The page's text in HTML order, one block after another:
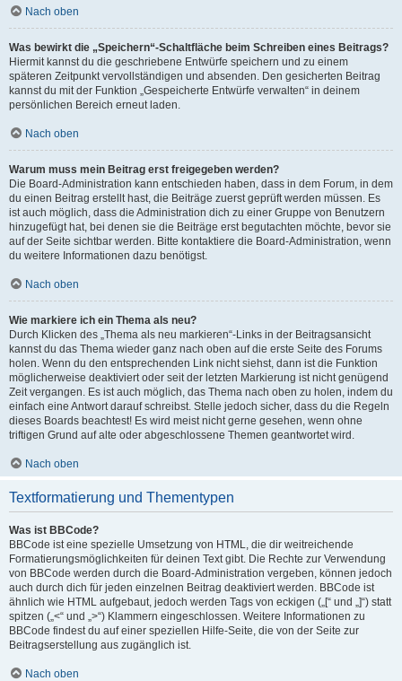
Nach oben
Was bewirkt die „Speichern“-Schaltfläche beim Schreiben eines Beitrags?
Hiermit kannst du die geschriebene Entwürfe speichern und zu einem
späteren Zeitpunkt vervollständigen und absenden. Den gesicherten Beitrag
kannst du mit der Funktion „Gespeicherte Entwürfe verwalten“ in deinem
persönlichen Bereich erneut laden.
Nach oben
Warum muss mein Beitrag erst freigegeben werden?
Die Board-Administration kann entschieden haben, dass in dem Forum, in dem
du einen Beitrag erstellt hast, die Beiträge zuerst geprüft werden müssen. Es
ist auch möglich, dass die Administration dich zu einer Gruppe von Benutzern
hinzugefügt hat, bei denen sie die Beiträge erst begutachten möchte, bevor sie
auf der Seite sichtbar werden. Bitte kontaktiere die Board-Administration, wenn
du weitere Informationen dazu benötigst.
Nach oben
Wie markiere ich ein Thema als neu?
Durch Klicken des „Thema als neu markieren“-Links in der Beitragsansicht
kannst du das Thema wieder ganz nach oben auf die erste Seite des Forums
holen. Wenn du den entsprechenden Link nicht siehst, dann ist die Funktion
möglicherweise deaktiviert oder seit der letzten Markierung ist nicht genügend
Zeit vergangen. Es ist auch möglich, das Thema nach oben zu holen, indem du
einfach eine Antwort darauf schreibst. Stelle jedoch sicher, dass du die Regeln
dieses Boards beachtest! Es wird meist nicht gerne gesehen, wenn ohne
triftigen Grund auf alte oder abgeschlossene Themen geantwortet wird.
Nach oben
Textformatierung und Thementypen
Was ist BBCode?
BBCode ist eine spezielle Umsetzung von HTML, die dir weitreichende
Formatierungsmöglichkeiten für deinen Text gibt. Die Rechte zur Verwendung
von BBCode werden durch die Board-Administration vergeben, können jedoch
auch durch dich für jeden einzelnen Beitrag deaktiviert werden. BBCode ist
ähnlich wie HTML aufgebaut, jedoch werden Tags von eckigen („[“ und „]“) statt
spitzen („<“ und „>“) Klammern eingeschlossen. Weitere Informationen zu
BBCode findest du auf einer speziellen Hilfe-Seite, die von der Seite zur
Beitragserstellung aus zugänglich ist.
Nach oben